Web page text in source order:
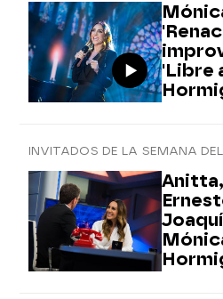
'Libre
INVITADOS DE LA SEMANA